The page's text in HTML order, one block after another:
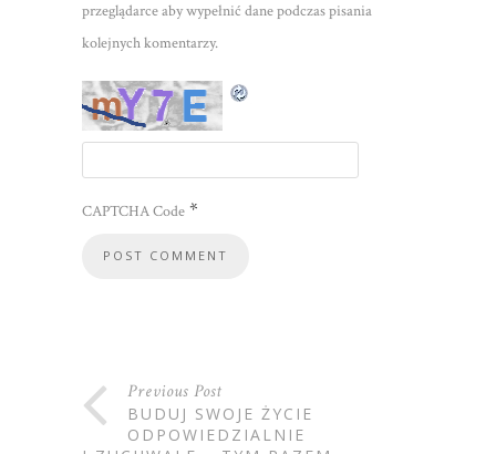
przeglądarce aby wypełnić dane podczas pisania
kolejnych komentarzy.
CAPTCHA Code *
Previous Post
BUDUJ SWOJE ŻYCIE
ODPOWIEDZIALNIE